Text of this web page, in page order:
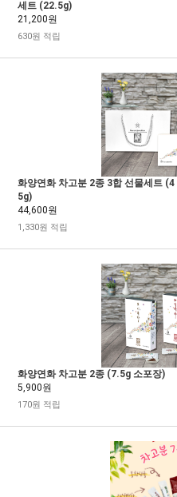
세트 (22.5g)
21,200원
630원 적립
화양연화 차고분 2종 3합 선물세트 (4
5g)
44,600원
1,330원 적립
화양연화 차고분 2종 (7.5g 소포장)
5,900원
170원 적립